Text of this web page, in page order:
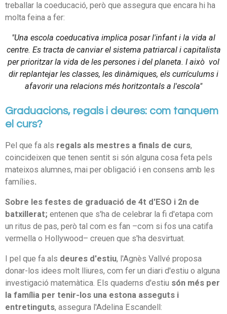
treballar la coeducació, però que assegura que encara hi ha
molta feina a fer:
"Una escola coeducativa implica posar l'infant i la vida al
centre. Es tracta de canviar el sistema patriarcal i capitalista
per prioritzar la vida de les persones i del planeta. I això vol
dir replantejar les classes, les dinàmiques, els currículums i
afavorir una relacions més horitzontals a l'escola"
Graduacions, regals i deures: com tanquem
el curs?
Pel que fa als regals als mestres a finals de curs,
coincideixen que tenen sentit si són alguna cosa feta pels
mateixos alumnes, mai per obligació i en consens amb les
famílies.
Sobre les festes de graduació de 4t d'ESO i 2n de
batxillerat; entenen que s'ha de celebrar la fi d'etapa com
un ritus de pas, però tal com es fan –com si fos una catifa
vermella o Hollywood– creuen que s'ha desvirtuat.
I pel que fa als deures d'estiu, l'Agnès Vallvé proposa
donar-los idees molt lliures, com fer un diari d'estiu o alguna
investigació matemàtica. Els quaderns d'estiu són més per
la família per tenir-los una estona asseguts i
entretinguts, assegura l'Adelina Escandell: